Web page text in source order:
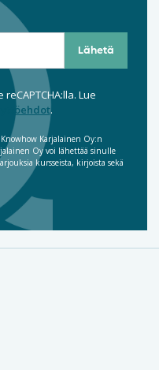
Lue
.
Karjalainen Oy:n
Oy voi lähettää sinulle
kursseista, kirjoista sekä